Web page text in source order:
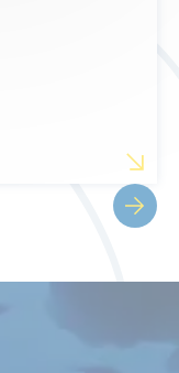
Page